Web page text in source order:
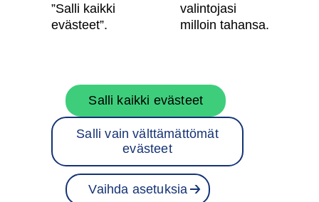
Oma Skanska
Tietoa Skanskasta
Töihin meille
Rakentamispalvelut
Skanska Suomessa
”Salli kaikki
evästeet”.
valintojasi
milloin tahansa.
Vaihda asetuksia
Salli vain välttämättömät
evästeet
Salli kaikki evästeet